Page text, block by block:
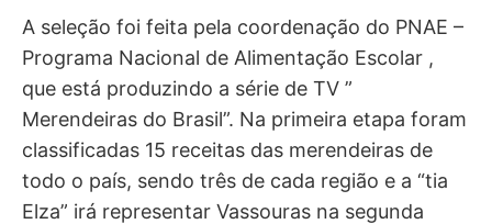
A seleção foi feita pela coordenação do PNAE –
Programa Nacional de Alimentação Escolar ,
que está produzindo a série de TV ”
Merendeiras do Brasil”. Na primeira etapa foram
classificadas 15 receitas das merendeiras de
todo o país, sendo três de cada região e a “tia
Elza” irá representar Vassouras na segunda